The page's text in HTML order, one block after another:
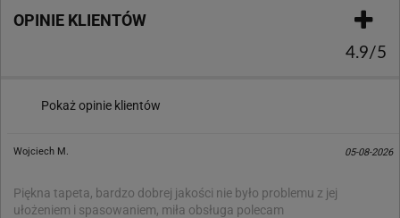
OPINIE KLIENTÓW
4.9/5
Pokaż opinie klientów
Wojciech M. 05-08-2026
Piękna tapeta, bardzo dobrej jakości nie było problemu z jej
ułożeniem i spasowaniem, miła obsługa polecam